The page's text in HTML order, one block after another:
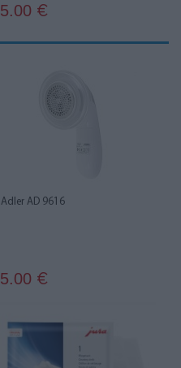
5.00 €
Adler AD 9616
5.00 €